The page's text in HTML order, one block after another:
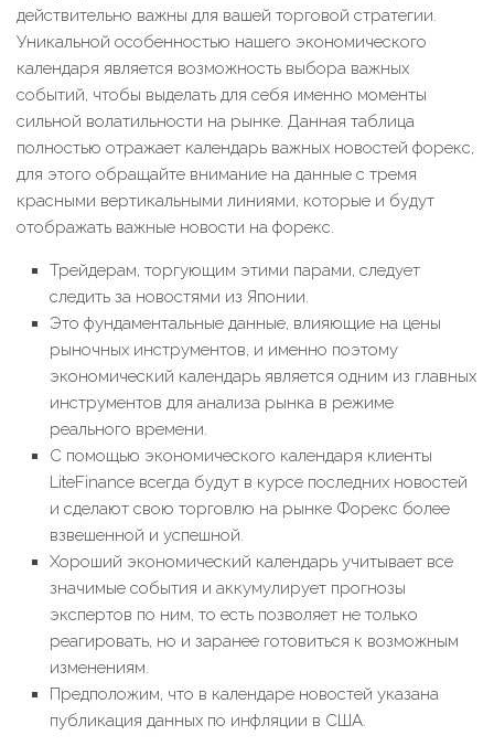
действительно важны для вашей торговой стратегии.
Уникальной особенностью нашего экономического
календаря является возможность выбора важных
событий, чтобы выделать для себя именно моменты
сильной волатильности на рынке. Данная таблица
полностью отражает календарь важных новостей форекс,
для этого обращайте внимание на данные с тремя
красными вертикальными линиями, которые и будут
отображать важные новости на форекс.
Трейдерам, торгующим этими парами, следует
следить за новостями из Японии.
Это фундаментальные данные, влияющие на цены
рыночных инструментов, и именно поэтому
экономический календарь является одним из главных
инструментов для анализа рынка в режиме
реального времени.
С помощью экономического календаря клиенты
LiteFinance всегда будут в курсе последних новостей
и сделают свою торговлю на рынке Форекс более
взвешенной и успешной.
Хороший экономический календарь учитывает все
значимые события и аккумулирует прогнозы
экспертов по ним, то есть позволяет не только
реагировать, но и заранее готовиться к возможным
изменениям.
Предположим, что в календаре новостей указана
публикация данных по инфляции в США.